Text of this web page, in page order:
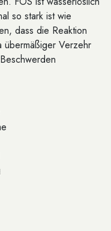
so stark ist wie
dass die Reaktion
übermäßiger Verzehr